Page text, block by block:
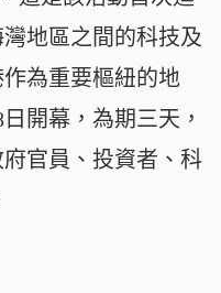
地區之間的科技及
為重要樞紐的地
開幕，為期三天，
官員、投資者、科